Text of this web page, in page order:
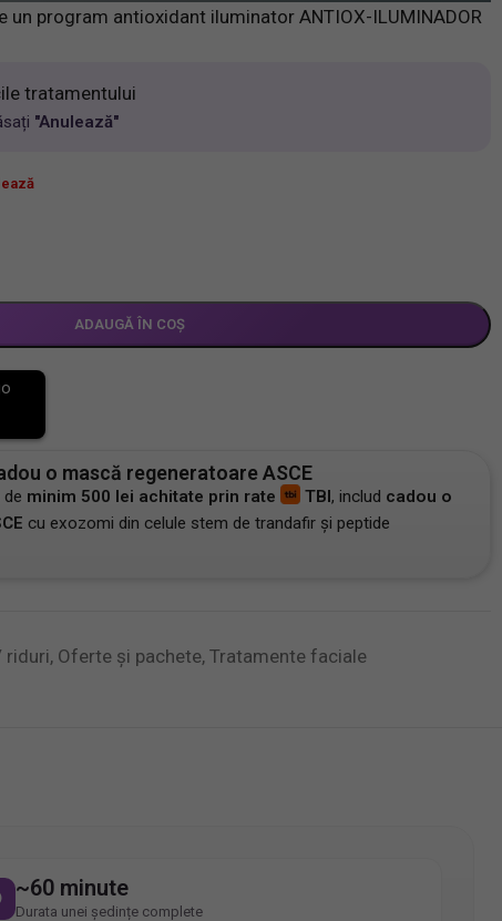
un program antioxidant iluminator ANTIOX-ILUMINADOR
tratamentului
"Anulează"
ADAUGĂ ÎN COȘ
o mască regeneratoare ASCE
minim 500 lei achitate prin rate TBI, includ cadou o
cu exozomi din celule stem de trandafir și peptide
riduri, Oferte și pachete, Tratamente faciale
~60 minute
Durata unei ședințe complete